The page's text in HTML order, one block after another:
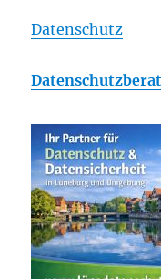
Datenschutz